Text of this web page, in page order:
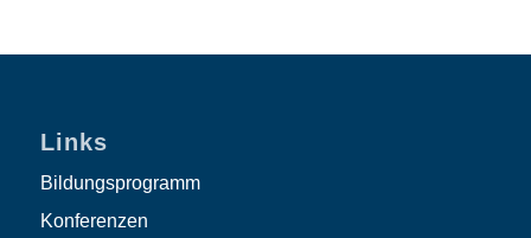
Links
Bildungsprogramm
Konferenzen